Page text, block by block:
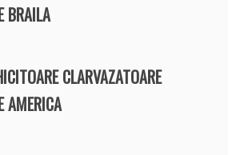
BRAILA
CLARVAZATOARE
AMERICA